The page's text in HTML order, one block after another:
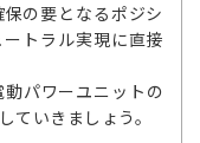
の要となるポジシ
トラル実現に直接
パワーユニットの
ていきましょう。